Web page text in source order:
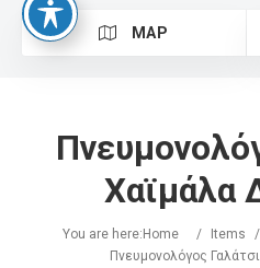
MAP
Search
Χαϊμάλα
You are here: Home / Items /
Πνευμονολόγος